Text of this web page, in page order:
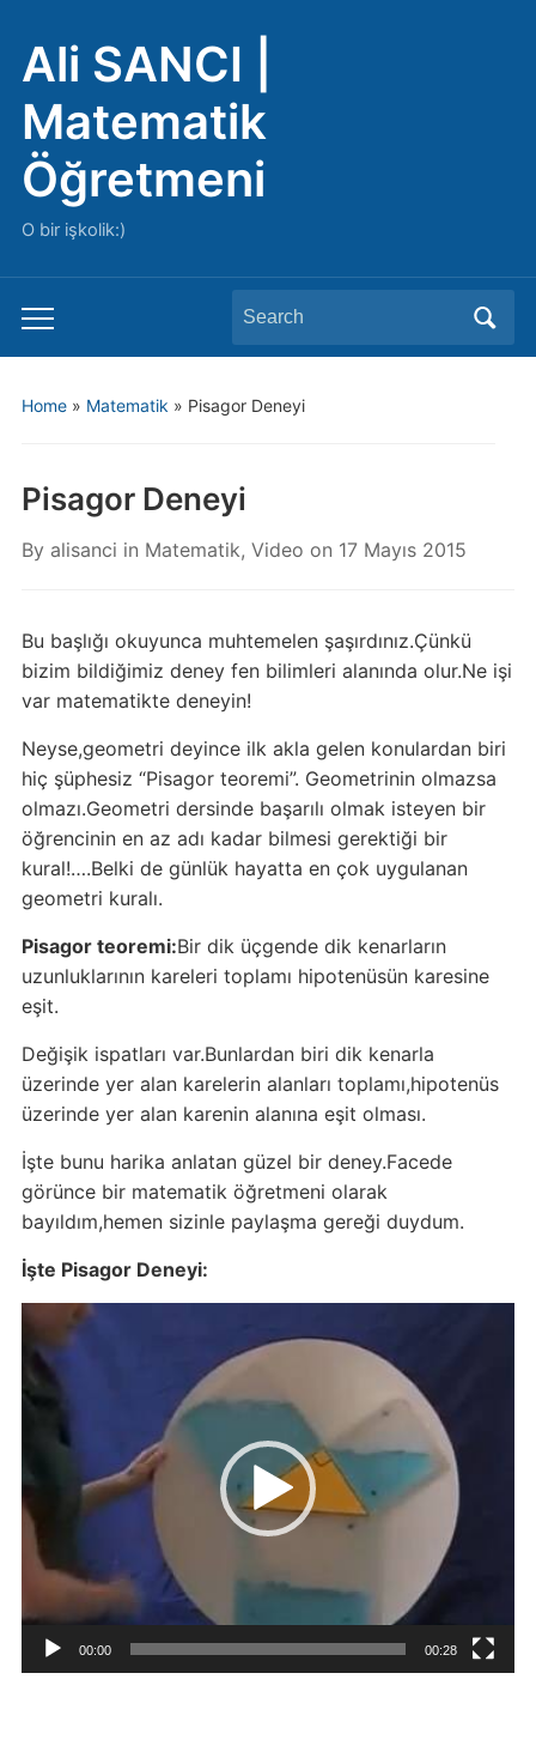
Ali SANCI |
Matematik
Öğretmeni
O bir işkolik:)
Toggle
mobile
Search
for:
Home» Matematik » Pisagor Deneyi
Pisagor Deneyi
By alisanci in Matematik, Video on 17 Mayıs 2015
Bu başlığı okuyunca muhtemelen şaşırdınız.Çünkü
bizim bildiğimiz deney fen bilimleri alanında olur.Ne işi
var matematikte deneyin!
Neyse,geometri deyince ilk akla gelen konulardan biri
hiç şüphesiz “Pisagor teoremi”. Geometrinin olmazsa
olmazı.Geometri dersinde başarılı olmak isteyen bir
öğrencinin en az adı kadar bilmesi gerektiği bir
kural!….Belki de günlük hayatta en çok uygulanan
geometri kuralı.
Pisagor teoremi:Bir dik üçgende dik kenarların
uzunluklarının kareleri toplamı hipotenüsün karesine
eşit.
Değişik ispatları var.Bunlardan biri dik kenarla
üzerinde yer alan karelerin alanları toplamı,hipotenüs
üzerinde yer alan karenin alanına eşit olması.
İşte bunu harika anlatan güzel bir deney.Facede
görünce bir matematik öğretmeni olarak
bayıldım,hemen sizinle paylaşma gereği duydum.
İşte Pisagor Deneyi:
Video
oynatıcı
00:00 00:28